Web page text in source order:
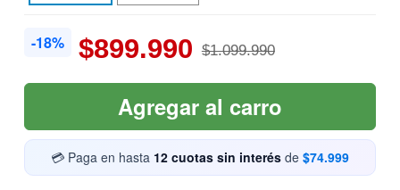
-18% $899.990 $1.099.990
Agregar al carro
💳 Paga en hasta 12 cuotas sin interés de $74.999